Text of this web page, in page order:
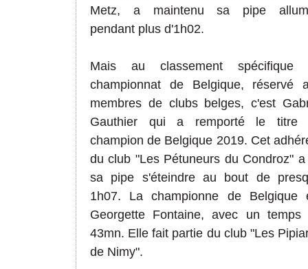
Metz, a maintenu sa pipe
pendant plus d'1h02.
Mais au classement spécifique
championnat de Belgique, réservé
membres de clubs belges, c'est
Gauthier qui a remporté le titre
champion de Belgique 2019. Cet
du club "Les Pétuneurs du Condroz" a
sa pipe s'éteindre au bout de
1h07. La championne de Belgique
Georgette Fontaine, avec un temps
43mn. Elle fait partie du club "Les
de Nimy".